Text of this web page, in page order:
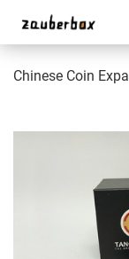
Chinese Coin